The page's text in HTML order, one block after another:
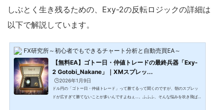
しぶとく生き残るための、Exy-2の反転ロジックの詳細は
以下で解説しています。
FX研究所～初心者でもできるチャート分析と自動売買EA～
【無料EA】ゴトー日・仲値トレードの最終兵器「Exy-
2 Gotobi_Nakane」｜XMスプレッ...
🕒️2026年1月9日
ドル円の「ゴトー日・仲値トレード」って勝てるって聞くのですが、朝のスプレッ
ドが広すぎて勝てないことが多いんですよねぇ…。ふふふ、そんな悩みを吹き飛ば